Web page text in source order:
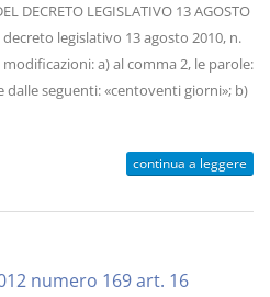
DECRETO LEGISLATIVO 13 AGOSTO
legislativo 13 agosto 2010, n.
a) al comma 2, le parole:
seguenti: «centoventi giorni»; b)
continua a leggere
numero 169 art. 16